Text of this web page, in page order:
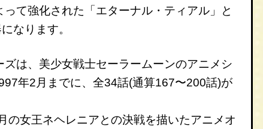
って強化された 「エターナル・ティアル」と
なります。
は、美少女戦士セーラームーンのアニメシ
年2月までに、全34話(通算167〜200話)が
の女王ネヘレニアとの決戦を描いたアニメオ